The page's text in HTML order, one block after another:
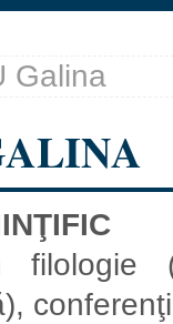
Galina
filologie